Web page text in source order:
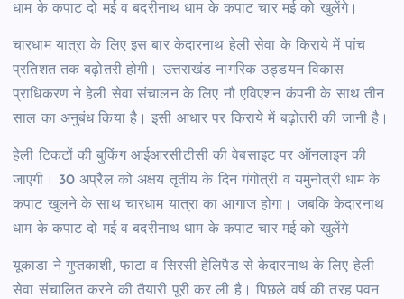
धाम के कपाट दो मई व बदरीनाथ धाम के कपाट चार मई को खुलेंगे।
चारधाम यात्रा के लिए इस बार केदारनाथ हेली सेवा के किराये में पांच
प्रतिशत तक बढ़ोतरी होगी। उत्तराखंड नागरिक उड्डयन विकास
प्राधिकरण ने हेली सेवा संचालन के लिए नौ एविएशन कंपनी के साथ तीन
साल का अनुबंध किया है। इसी आधार पर किराये में बढ़ोतरी की जानी है।
हेली टिकटों की बुकिंग आईआरसीटीसी की वेबसाइट पर ऑनलाइन की
जाएगी। 30 अप्रैल को अक्षय तृतीय के दिन गंगोत्री व यमुनोत्री धाम के
कपाट खुलने के साथ चारधाम यात्रा का आगाज होगा। जबकि केदारनाथ
धाम के कपाट दो मई व बदरीनाथ धाम के कपाट चार मई को खुलेंगे
यूकाडा ने गुप्तकाशी, फाटा व सिरसी हेलिपैड से केदारनाथ के लिए हेली
सेवा संचालित करने की तैयारी पूरी कर ली है। पिछले वर्ष की तरह पवन